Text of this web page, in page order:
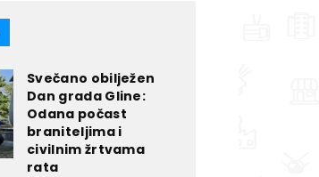
Svečano obilježen
Dan grada Gline:
Odana počast
braniteljima i
civilnim žrtvama
rata